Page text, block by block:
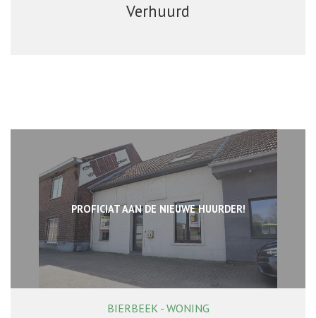
Verhuurd
PROFICIAT AAN DE NIEUWE HUURDER!
4 1 Ja
BIERBEEK - WONING